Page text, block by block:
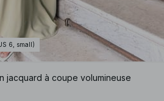
6, small)
jacquard à coupe volumineuse